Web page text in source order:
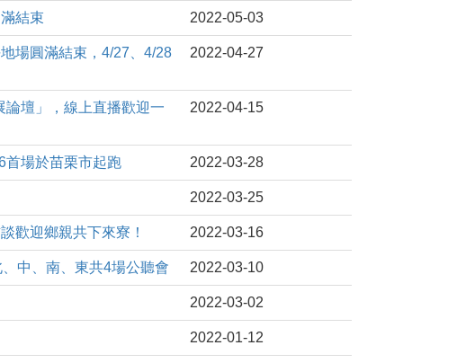
結束 2022-05-03
場圓滿結束，4/27、4/28
2022-04-27
壇」，線上直播歡迎一
2022-04-15
首場於苗栗市起跑 2022-03-28
2022-03-25
歡迎鄉親共下來寮！ 2022-03-16
中、南、東共4場公聽會 2022-03-10
2022-03-02
2022-01-12